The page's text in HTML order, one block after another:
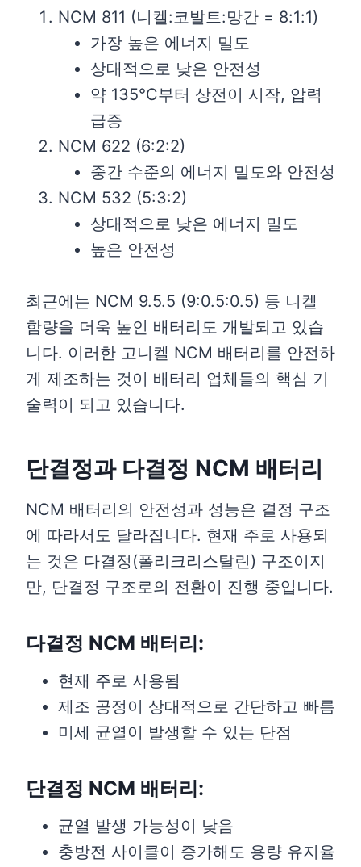
NCM 811 (니켈:코발트:망간 = 8:1:1)
가장 높은 에너지 밀도
상대적으로 낮은 안전성
약 135°C부터 상전이 시작, 압력
급증
NCM 622 (6:2:2)
중간 수준의 에너지 밀도와 안전성
NCM 532 (5:3:2)
상대적으로 낮은 에너지 밀도
높은 안전성
최근에는 NCM 9.5.5 (9:0.5:0.5) 등 니켈
함량을 더욱 높인 배터리도 개발되고 있습
니다. 이러한 고니켈 NCM 배터리를 안전하
게 제조하는 것이 배터리 업체들의 핵심 기
술력이 되고 있습니다.
단결정과 다결정 NCM 배터리
NCM 배터리의 안전성과 성능은 결정 구조
에 따라서도 달라집니다. 현재 주로 사용되
는 것은 다결정(폴리크리스탈린) 구조이지
만, 단결정 구조로의 전환이 진행 중입니다.
다결정 NCM 배터리:
현재 주로 사용됨
제조 공정이 상대적으로 간단하고 빠름
미세 균열이 발생할 수 있는 단점
단결정 NCM 배터리:
균열 발생 가능성이 낮음
충방전 사이클이 증가해도 용량 유지율